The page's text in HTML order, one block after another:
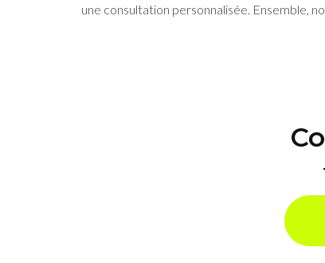
une consultation personnalisée. Ensemble,